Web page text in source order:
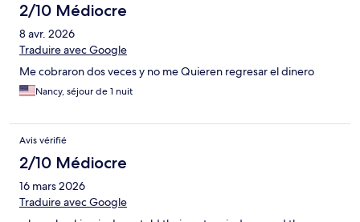
2/10 Médiocre
8 avr. 2026
Traduire avec Google
Me cobraron dos veces y no me Quieren regresar el dinero
Nancy, séjour de 1 nuit
Avis vérifié
2/10 Médiocre
16 mars 2026
Traduire avec Google